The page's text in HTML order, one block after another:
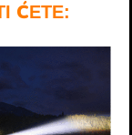
ĆETE: